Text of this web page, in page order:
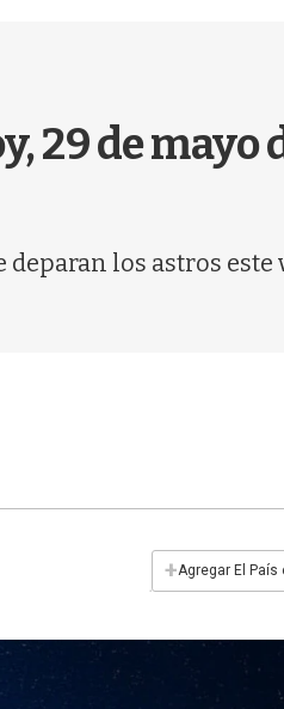
29 de mayo
los astros este
+Agregar El País